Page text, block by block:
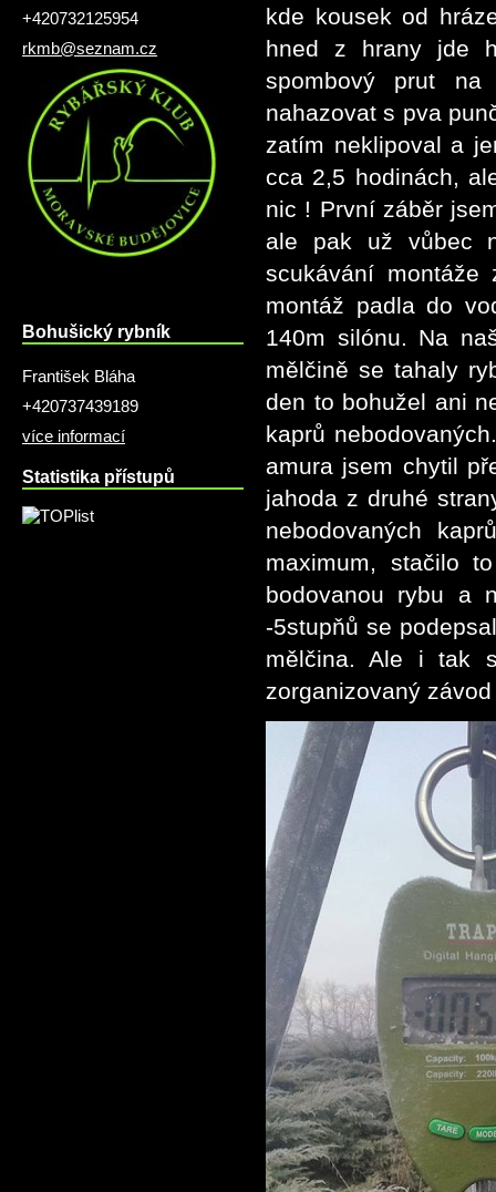
+420732125954
rkmb@seznam.cz
Bohušický rybník
František Bláha
+420737439189
více informací
Statistika přístupů
kde kousek od
hned z hrany jde
spombový prut
nahazovat s pva
zatím neklipoval a
cca 2,5 hodinách,
nic ! První záběr
ale pak už vůbec
scukávání
montáž padla do
140m silónu. Na
mělčině se tahaly
den to bohužel ani
kaprů
amura jsem chytil
jahoda z druhé
nebodovaných
maximum, stačilo
bodovanou rybu a
-5stupňů se
mělčina. Ale i tak
zorganizovaný